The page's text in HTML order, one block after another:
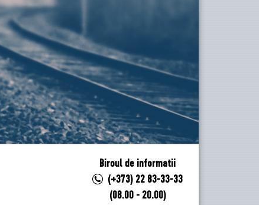
Biroul de informatii
(+373) 22 83-33-33
(08.00 - 20.00)